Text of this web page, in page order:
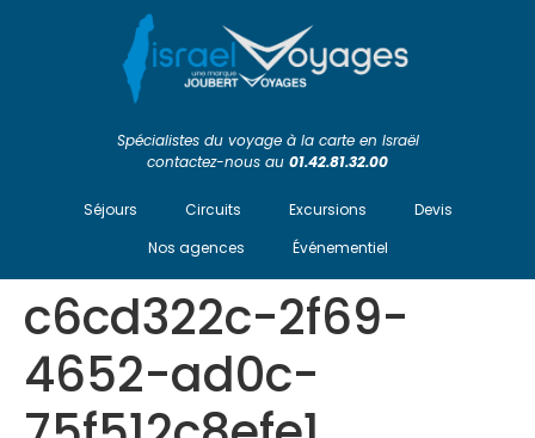
Spécialistes du voyage à la carte en Israël
contactez-nous au 01.42.81.32.00
Séjours Circuits Excursions
Devis
Nos agences
Événementiel
c6cd322c-2f69-
4652-ad0c-